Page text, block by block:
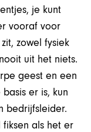
je kunt
vooraf voor
zowel fysiek
uit het niets.
geest en een
er is, kun
bedrijfsleider.
als het er